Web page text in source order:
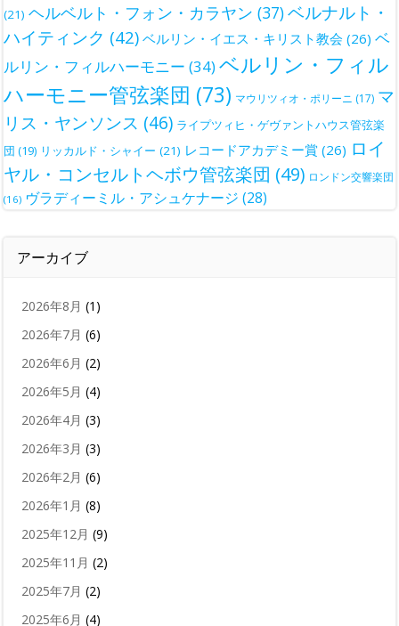
(21) ヘルベルト・フォン・カラヤン (37)ベルナルト・
ハイティンク (42) ベルリン・イエス・キリスト教会 (26) ベ
ルリン・フィルハーモニー (34)ベルリン・フィル
ハーモニー管弦楽団 (73) マウリツィオ・ポリーニ (17) マ
リス・ヤンソンス (46) ライプツィヒ・ゲヴァントハウス管弦楽
団 (19) リッカルド・シャイー (21) レコードアカデミー賞 (26) ロイ
ヤル・コンセルトヘボウ管弦楽団 (49) ロンドン交響楽団
(16) ヴラディーミル・アシュケナージ (28)
アーカイブ
2026年8月 (1)
2026年7月 (6)
2026年6月 (2)
2026年5月 (4)
2026年4月 (3)
2026年3月 (3)
2026年2月 (6)
2026年1月 (8)
2025年12月 (9)
2025年11月 (2)
2025年7月 (2)
2025年6月 (4)